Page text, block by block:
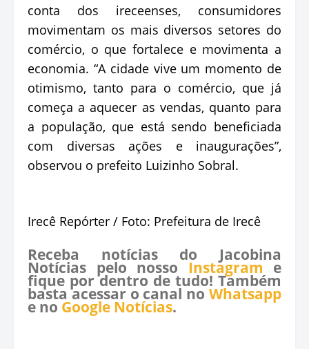
conta dos ireceenses, consumidores
movimentam os mais diversos setores do
comércio, o que fortalece e movimenta a
economia. “A cidade vive um momento de
otimismo, tanto para o comércio, que já
começa a aquecer as vendas, quanto para
a população, que está sendo beneficiada
com diversas ações e inaugurações”,
observou o prefeito Luizinho Sobral.
Irecê Repórter / Foto: Prefeitura de Irecê
Receba notícias do Jacobina
Notícias pelo nosso Instagram e
fique por dentro de tudo! Também
basta acessar o canal no Whatsapp
e no Google Notícias.